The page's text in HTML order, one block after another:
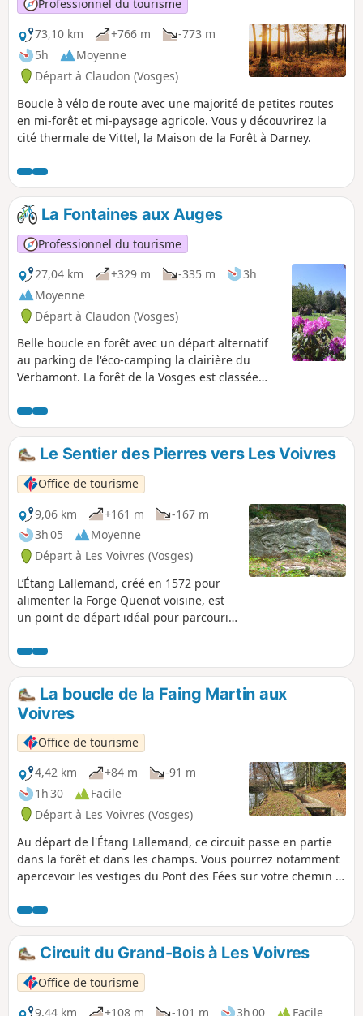
Professionnel du tourisme
73,10 km
+766 m
-773 m
5h
Moyenne
Départ à Claudon (Vosges)
Boucle à vélo de route avec une majorité de petites routes
en mi-forêt et mi-paysage agricole. Vous y découvrirez la
cité thermale de Vittel, la Maison de la Forêt à Darney.
La Fontaines aux Auges
Professionnel du tourisme
27,04 km
+329 m -335 m
3h
Moyenne
Départ à Claudon (Vosges)
Belle boucle en forêt avec un départ alternatif
au parking de l'éco-camping la clairière du
Verbamont. La forêt de la Vosges est classée
depuis 2023 (classement forêt d'exception).
Cette boucle est balisée n°38 en Orange et
entretenue par la communauté de communes
Vosges Côté Sud-Ouest.
Le Sentier des Pierres vers Les Voivres
Office de tourisme
9,06 km
+161 m
-167 m
3h 05
Moyenne
Départ à Les Voivres (Vosges)
L’Étang Lallemand, créé en 1572 pour
alimenter la Forge Quenot voisine, est
un point de départ idéal pour parcourir
insolite chargée d’histoire. Vous longez
l’étang puis suivez les panneaux
marqués d’empreintes de pas, et
signalés de surcroît par de jolis tuteurs
en osier portant une tête en terre cuite.
La boucle de la Faing Martin aux
Voivres
Office de tourisme
4,42 km
+84 m
-91 m
1h 30
Facile
Départ à Les Voivres (Vosges)
Au départ de l'Étang Lallemand, ce circuit passe en partie
dans la forêt et dans les champs. Vous pourrez notamment
apercevoir les vestiges du Pont des Fées sur votre chemin et
faune locale (chevreuils et lièvres).
Circuit du Grand-Bois à Les Voivres
Office de tourisme
9,44 km
+108 m -101 m 3h 00 Facile